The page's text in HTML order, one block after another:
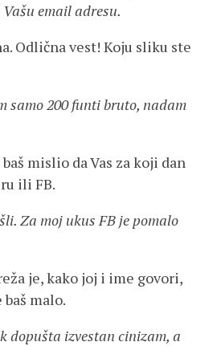
email adresu.
Odlična vest! Koju sliku ste
samo 200 funti bruto, nadam
mislio da Vas za koji dan
ili FB.
Za moj ukus FB je pomalo
je, kako joj i ime govori,
malo.
dopušta izvestan cinizam, a